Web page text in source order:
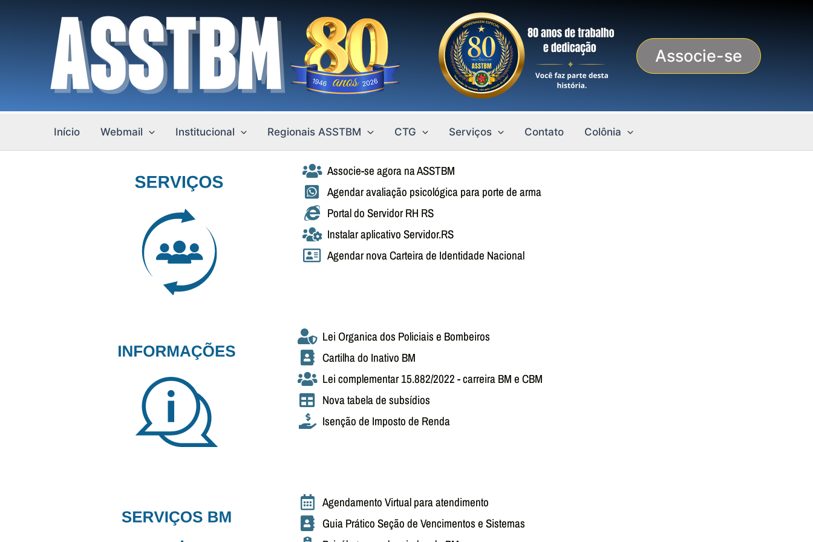
Associe-se
Início Webmail Institucional Regionais ASSTBM CTG Serviços Contato Colônia
Associe-se agora na ASSTBM
Agendar avaliação psicológica para porte de arma
Portal do Servidor RH RS
Instalar aplicativo Servidor.RS
Agendar nova Carteira de Identidade Nacional
Lei Organica dos Policiais e Bombeiros
Cartilha do Inativo BM
Lei complementar 15.882/2022 - carreira BM e CBM
Nova tabela de subsídios
Isenção de Imposto de Renda
Agendamento Virtual para atendimento
Guia Prático Seção de Vencimentos e Sistemas